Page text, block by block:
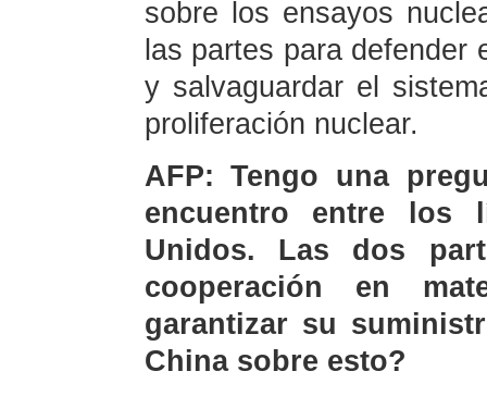
sobre los ensayos
las partes para defender
y salvaguardar el
proliferación nuclear.
AFP: Tengo una
encuentro entre los
Unidos. Las dos
cooperación en
garantizar su
China sobre esto?